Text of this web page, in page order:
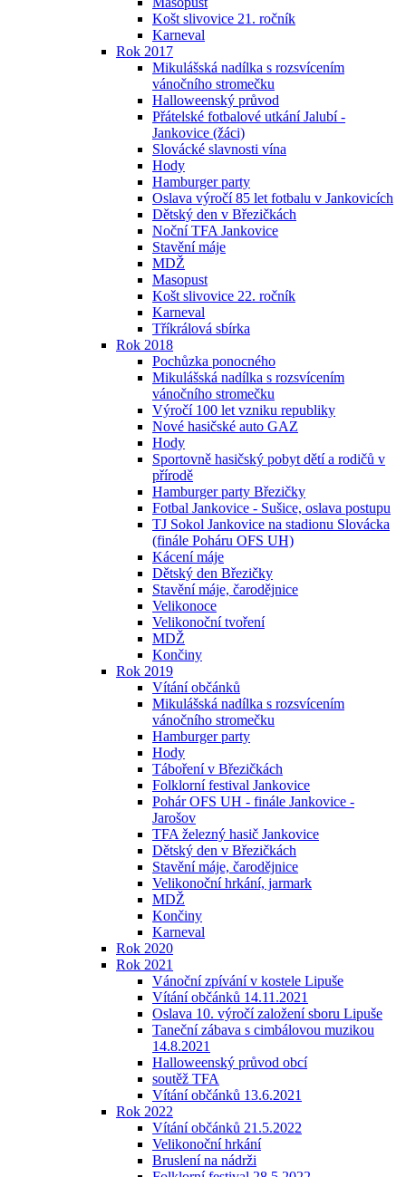
Košt slivovice 21. ročník
Karneval
Rok 2017
Mikulášská nadílka s rozsvícením
vánočního stromečku
Halloweenský průvod
Přátelské fotbalové utkání Jalubí -
Jankovice (žáci)
Slovácké slavnosti vína
Hody
Hamburger party
Oslava výročí 85 let fotbalu v Jankovicích
Dětský den v Březičkách
Noční TFA Jankovice
Stavění máje
MDŽ
Masopust
Košt slivovice 22. ročník
Karneval
Tříkrálová sbírka
Rok 2018
Pochůzka ponocného
Mikulášská nadílka s rozsvícením
vánočního stromečku
Výročí 100 let vzniku republiky
Nové hasičské auto GAZ
Hody
Sportovně hasičský pobyt dětí a rodičů v
přírodě
Hamburger party Březičky
Fotbal Jankovice - Sušice, oslava postupu
TJ Sokol Jankovice na stadionu Slovácka
(finále Poháru OFS UH)
Kácení máje
Dětský den Březičky
Stavění máje, čarodějnice
Velikonoce
Velikonoční tvoření
MDŽ
Končiny
Rok 2019
Vítání občánků
Mikulášská nadílka s rozsvícením
vánočního stromečku
Hamburger party
Hody
Táboření v Březičkách
Folklorní festival Jankovice
Pohár OFS UH - finále Jankovice -
Jarošov
TFA železný hasič Jankovice
Dětský den v Březičkách
Stavění máje, čarodějnice
Velikonoční hrkání, jarmark
MDŽ
Končiny
Karneval
Rok 2020
Rok 2021
Vánoční zpívání v kostele Lipuše
Vítání občánků 14.11.2021
Oslava 10. výročí založení sboru Lipuše
Taneční zábava s cimbálovou muzikou
14.8.2021
Halloweenský průvod obcí
soutěž TFA
Vítání občánků 13.6.2021
Rok 2022
Vítání občánků 21.5.2022
Velikonoční hrkání
Bruslení na nádrži